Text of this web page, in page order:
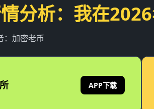
分析：我在
加密老币
APP下载